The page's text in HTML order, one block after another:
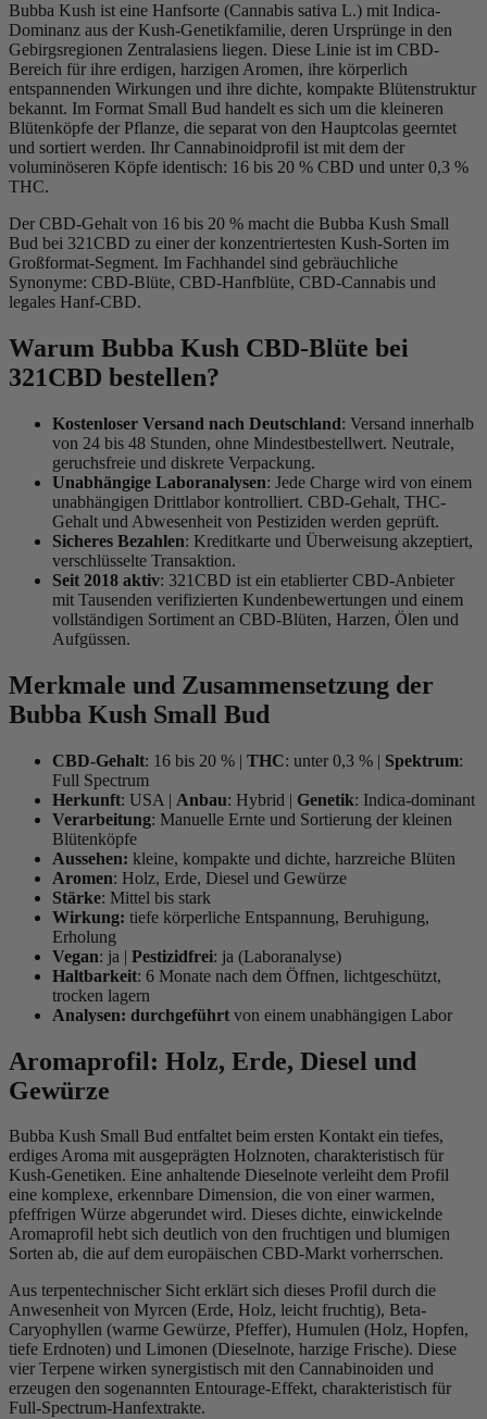
Bubba Kush ist eine Hanfsorte (Cannabis sativa L.) mit Indica-
Dominanz aus der Kush-Genetikfamilie, deren Ursprünge in den
Gebirgsregionen Zentralasiens liegen. Diese Linie ist im CBD-
Bereich für ihre erdigen, harzigen Aromen, ihre körperlich
entspannenden Wirkungen und ihre dichte, kompakte Blütenstruktur
bekannt. Im Format Small Bud handelt es sich um die kleineren
Blütenköpfe der Pflanze, die separat von den Hauptcolas geerntet
und sortiert werden. Ihr Cannabinoidprofil ist mit dem der
voluminöseren Köpfe identisch: 16 bis 20 % CBD und unter 0,3 %
THC.
Der CBD-Gehalt von 16 bis 20 % macht die Bubba Kush Small
Bud bei 321CBD zu einer der konzentriertesten Kush-Sorten im
Großformat-Segment. Im Fachhandel sind gebräuchliche
Synonyme: CBD-Blüte, CBD-Hanfblüte, CBD-Cannabis und
legales Hanf-CBD.
Warum Bubba Kush CBD-Blüte bei
321CBD bestellen?
Kostenloser Versand nach Deutschland: Versand innerhalb
von 24 bis 48 Stunden, ohne Mindestbestellwert. Neutrale,
geruchsfreie und diskrete Verpackung.
Unabhängige Laboranalysen: Jede Charge wird von einem
unabhängigen Drittlabor kontrolliert. CBD-Gehalt, THC-
Gehalt und Abwesenheit von Pestiziden werden geprüft.
Sicheres Bezahlen: Kreditkarte und Überweisung akzeptiert,
verschlüsselte Transaktion.
Seit 2018 aktiv: 321CBD ist ein etablierter CBD-Anbieter
mit Tausenden verifizierten Kundenbewertungen und einem
vollständigen Sortiment an CBD-Blüten, Harzen, Ölen und
Aufgüssen.
Merkmale und Zusammensetzung der
Bubba Kush Small Bud
CBD-Gehalt: 16 bis 20 % | THC: unter 0,3 % | Spektrum:
Full Spectrum
Herkunft: USA | Anbau: Hybrid | Genetik: Indica-dominant
Verarbeitung: Manuelle Ernte und Sortierung der kleinen
Blütenköpfe
Aussehen: kleine, kompakte und dichte, harzreiche Blüten
Aromen: Holz, Erde, Diesel und Gewürze
Stärke: Mittel bis stark
Wirkung: tiefe körperliche Entspannung, Beruhigung,
Erholung
Vegan: ja | Pestizidfrei: ja (Laboranalyse)
Haltbarkeit: 6 Monate nach dem Öffnen, lichtgeschützt,
trocken lagern
Analysen: durchgeführt von einem unabhängigen Labor
Aromaprofil: Holz, Erde, Diesel und
Gewürze
Bubba Kush Small Bud entfaltet beim ersten Kontakt ein tiefes,
erdiges Aroma mit ausgeprägten Holznoten, charakteristisch für
Kush-Genetiken. Eine anhaltende Dieselnote verleiht dem Profil
eine komplexe, erkennbare Dimension, die von einer warmen,
pfeffrigen Würze abgerundet wird. Dieses dichte, einwickelnde
Aromaprofil hebt sich deutlich von den fruchtigen und blumigen
Sorten ab, die auf dem europäischen CBD-Markt vorherrschen.
Aus terpentechnischer Sicht erklärt sich dieses Profil durch die
Anwesenheit von Myrcen (Erde, Holz, leicht fruchtig), Beta-
Caryophyllen (warme Gewürze, Pfeffer), Humulen (Holz, Hopfen,
tiefe Erdnoten) und Limonen (Dieselnote, harzige Frische). Diese
vier Terpene wirken synergistisch mit den Cannabinoiden und
erzeugen den sogenannten Entourage-Effekt, charakteristisch für
Full-Spectrum-Hanfextrakte.